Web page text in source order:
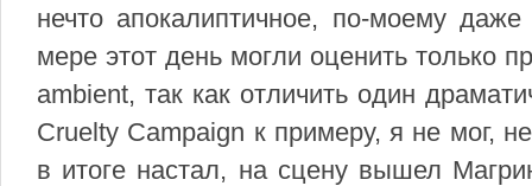
нечто апокалиптичное, по-моему
мере этот день могли оценить только
ambient, так как отличить один
Cruelty Campaign к примеру, я не мог,
в итоге настал, на сцену вышел